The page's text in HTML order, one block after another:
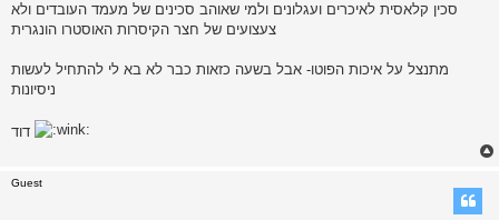
סכין קלאסית לאיכרים ועגלונים ולמי שאוהב סכינים של מעמד העובדים ולא
צעצועים של חצר הקיסרות האוסטרו הונגרית
מתנצל על איכות הפוטו- אבל בשעה כזאות כבר לא בא לי להתחיל לעשות
ניסיונות
Guest